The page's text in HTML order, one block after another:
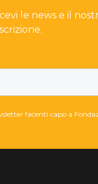
le news e il
facenti capo a